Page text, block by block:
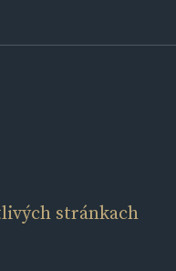
stránkach